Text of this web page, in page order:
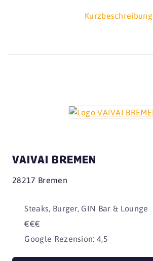
Kurzbeschreibung
VAIVAI BREMEN
28217 Bremen
Steaks, Burger, GIN Bar & Lounge
€€€
Google Rezension: 4,5